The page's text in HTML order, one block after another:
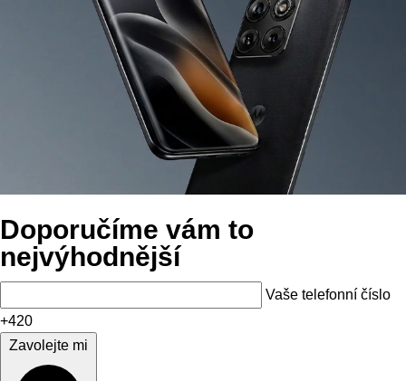
Doporučíme vám to
nejvýhodnější
Vaše telefonní číslo
+420
Zavolejte mi